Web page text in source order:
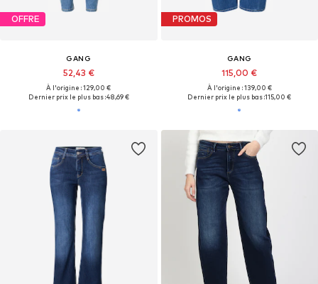
OFFRE
GANG
52,43 €
À l'origine : 129,00 €
Dernier prix le plus bas :48,69 €
PROMOS
GANG
115,00 €
À l'origine : 139,00 €
Dernier prix le plus bas :115,00 €